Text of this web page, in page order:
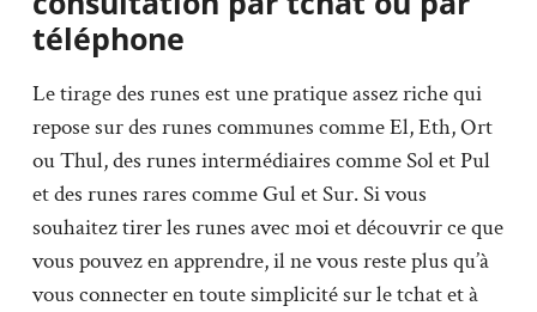
téléphone
Le tirage des runes est une pratique assez riche qui
repose sur des runes communes comme El, Eth, Ort
ou Thul, des runes intermédiaires comme Sol et Pul
et des runes rares comme Gul et Sur. Si vous
souhaitez tirer les runes avec moi et découvrir ce que
vous pouvez en apprendre, il ne vous reste plus qu’à
vous connecter en toute simplicité sur le tchat et à